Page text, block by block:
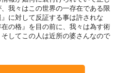
我々はこの世界の一存在である限
に対して反証する事は許されな
の格』を目の前に、我々は為す術
してこの人は近所の婆さんなので